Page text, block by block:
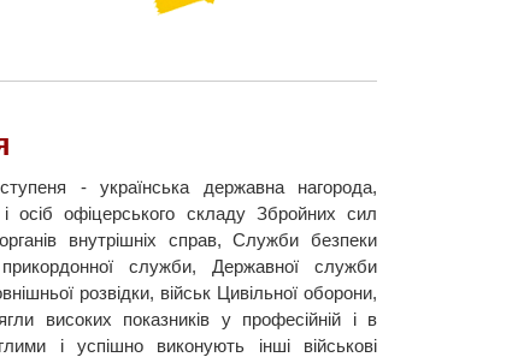
- українська державна нагорода,
осіб офіцерського складу Збройних сил
внутрішніх справ, Служби безпеки
служби, Державної служби
розвідки, військ Цивільної оборони,
високих показників у професійній і в
і успішно виконують інші військові